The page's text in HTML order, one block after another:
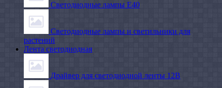
Светодиодные лампы Е40
Светодиодные лампы и светильники для
растений
Лента светодиодная
Драйвер для светодиодной ленты 12В